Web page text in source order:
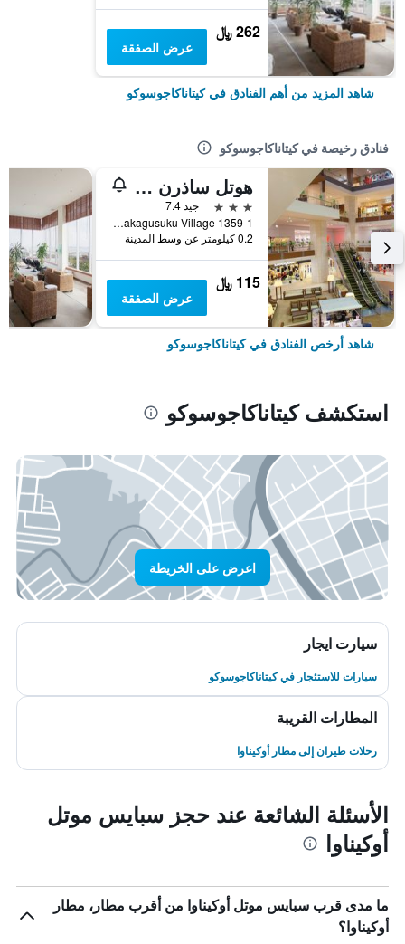
262 ﷼
عرض الصفقة
شاهد المزيد من أهم الفنادق في كيتاناكاجوسوكو
فنادق رخيصة في كيتاناكاجوسوكو
هوتل ساذرن فيلدج أوكيناوا
3 نجوم
جيد 7.4
1359-1 Adaniya, Kita-Nakagusuku Village, كيتاناكاجوسوكو, اليابان
0.2 كيلومتر عن وسط المدينة
115 ﷼
عرض الصفقة
شاهد أرخص الفنادق في كيتاناكاجوسوكو
استكشف كيتاناكاجوسوكو
اعرض على الخريطة
سيارت ايجار
سيارات للاستئجار في كيتاناكاجوسوكو
المطارات القريبة
رحلات طيران إلى مطار أوكيناوا
الأسئلة الشائعة عند حجز سبايس موتل
أوكيناوا
ما مدى قرب سبايس موتل أوكيناوا من أقرب مطار، مطار
أوكيناوا؟